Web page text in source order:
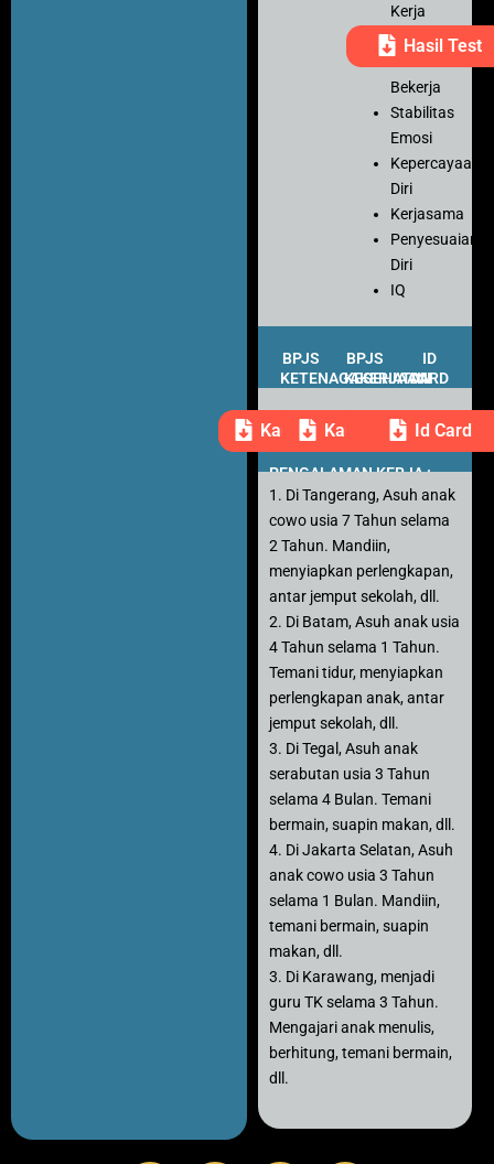
Kerja
Ketelitian
Motivasi
Bekerja
Stabilitas
Emosi
Kepercayaan
Diri
Kerjasama
Penyesuaian
Diri
IQ
Hasil Test
BPJS
KETENAGAKERJAAN
BPJS
KESEHATAN
ID
CARD
Kartu PesertaKartu PesertaId Card
PENGALAMAN KERJA :
1. Di Tangerang, Asuh anak
cowo usia 7 Tahun selama
2 Tahun. Mandiin,
menyiapkan perlengkapan,
antar jemput sekolah, dll.
2. Di Batam, Asuh anak usia
4 Tahun selama 1 Tahun.
Temani tidur, menyiapkan
perlengkapan anak, antar
jemput sekolah, dll.
3. Di Tegal, Asuh anak
serabutan usia 3 Tahun
selama 4 Bulan. Temani
bermain, suapin makan, dll.
4. Di Jakarta Selatan, Asuh
anak cowo usia 3 Tahun
selama 1 Bulan. Mandiin,
temani bermain, suapin
makan, dll.
3. Di Karawang, menjadi
guru TK selama 3 Tahun.
Mengajari anak menulis,
berhitung, temani bermain,
dll.